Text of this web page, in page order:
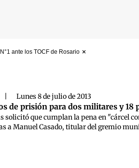
ante los TOCF de Rosario
Lunes 8 de julio de 2013
de prisión para dos militares y
solicitó que cumplan la pena en "cárcel
a Manuel Casado, titular del gremio